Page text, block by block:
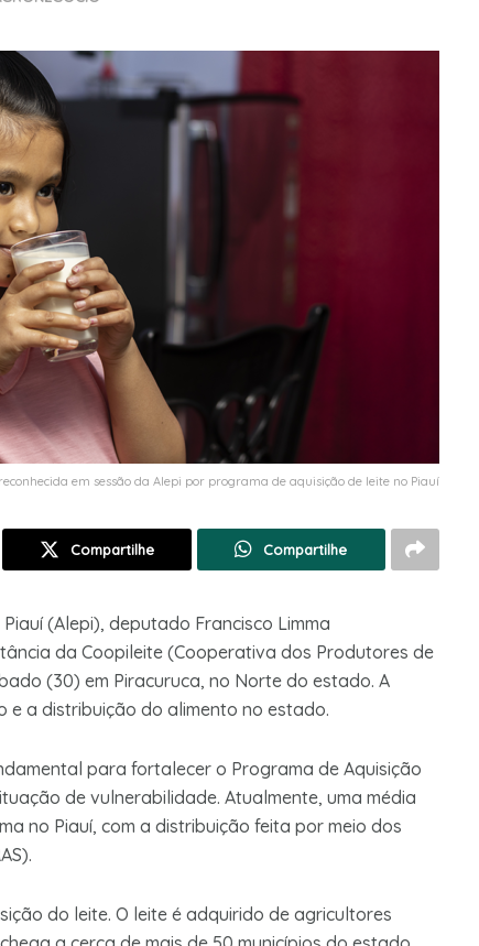
em sessão da Alepi por programa de aquisição de leite no Piauí
Compartilhe Compartilhe
(Alepi), deputado Francisco Limma
da Coopileite (Cooperativa dos Produtores de
(30) em Piracuruca, no Norte do estado. A
a distribuição do alimento no estado.
para fortalecer o Programa de Aquisição
de vulnerabilidade. Atualmente, uma média
no Piauí, com a distribuição feita por meio dos
do leite. O leite é adquirido de agricultores